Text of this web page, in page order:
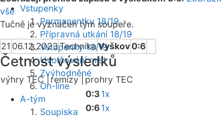
Vstupenky
Permanentky 18/19
Přípravná utkání 18/19
Vstupenky 18/19
Uvolňování míst
Zvýhodněné
On-line
A-tým
Soupiska
vše
Tučně je vyznačen tým soupeře.
21 06.12.2023TechnikaVyškov0:6
Četnost výsledků
výhry TEC | remízy |prohry TEC
0:31x
0:61x